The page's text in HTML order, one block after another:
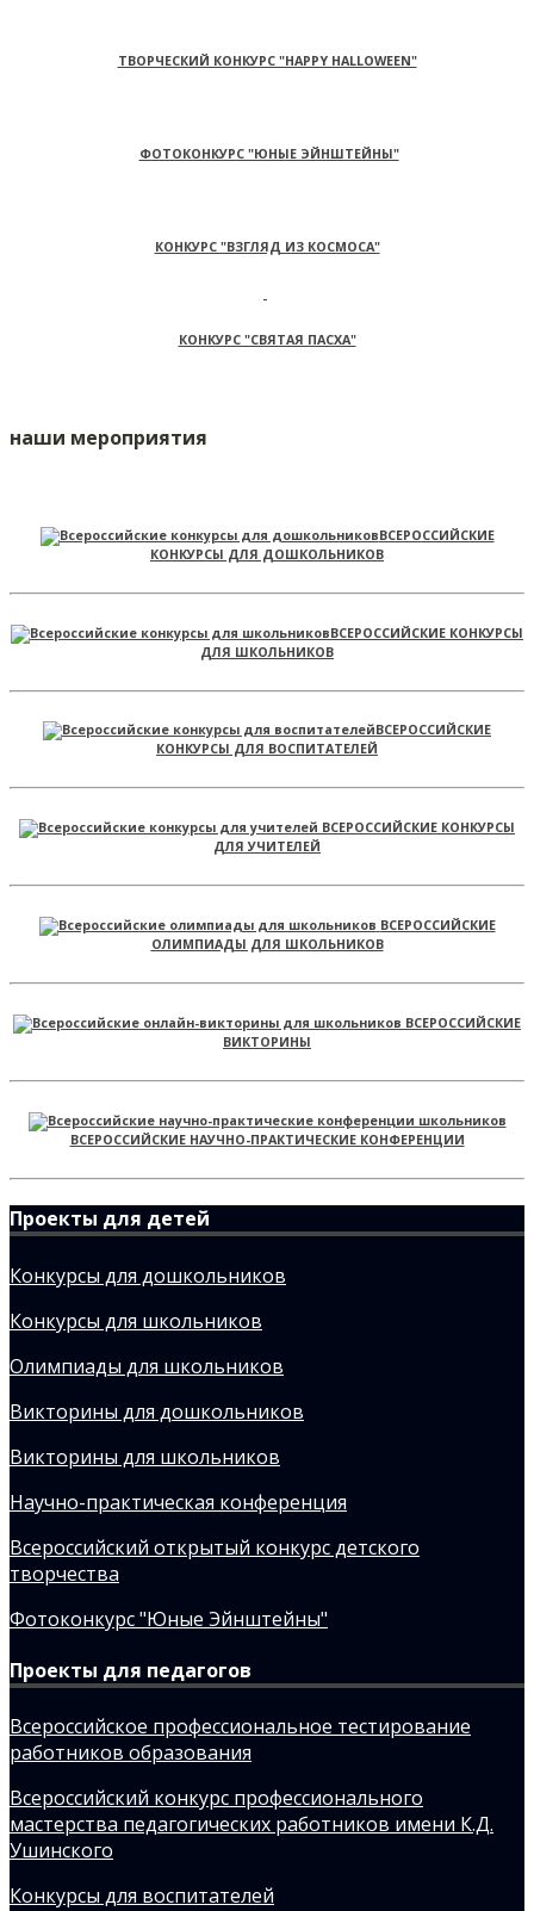
ТВОРЧЕСКИЙ КОНКУРС "HAPPY HALLOWEEN"
ФОТОКОНКУРС "ЮНЫЕ ЭЙНШТЕЙНЫ"
КОНКУРС "ВЗГЛЯД ИЗ КОСМОСА"
КОНКУРС "СВЯТАЯ ПАСХА"
наши мероприятия
ВСЕРОССИЙСКИЕ
КОНКУРСЫ ДЛЯ ДОШКОЛЬНИКОВ
ВСЕРОССИЙСКИЕ КОНКУРСЫ
ДЛЯ ШКОЛЬНИКОВ
ВСЕРОССИЙСКИЕ
КОНКУРСЫ ДЛЯ ВОСПИТАТЕЛЕЙ
ВСЕРОССИЙСКИЕ КОНКУРСЫ
ДЛЯ УЧИТЕЛЕЙ
ВСЕРОССИЙСКИЕ
ОЛИМПИАДЫ ДЛЯ ШКОЛЬНИКОВ
ВСЕРОССИЙСКИЕ
ВИКТОРИНЫ
ВСЕРОССИЙСКИЕ НАУЧНО-ПРАКТИЧЕСКИЕ КОНФЕРЕНЦИИ
Проекты для детей
Конкурсы для дошкольников
Конкурсы для школьников
Олимпиады для школьников
Викторины для дошкольников
Викторины для школьников
Научно-практическая конференция
Всероссийский открытый конкурс детского
творчества
Фотоконкурс "Юные Эйнштейны"
Проекты для педагогов
Всероссийское профессиональное тестирование
работников образования
Всероссийский конкурс профессионального
мастерства педагогических работников имени К.Д.
Ушинского
Конкурсы для воспитателей